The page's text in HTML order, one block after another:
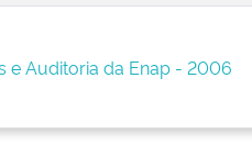
e Auditoria da Enap - 2006